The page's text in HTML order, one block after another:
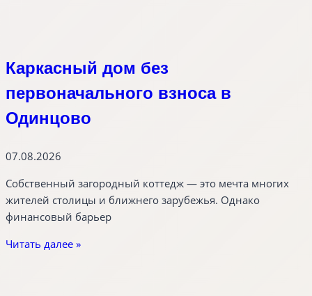
Каркасный дом без
первоначального взноса в
Одинцово
07.08.2026
Собственный загородный коттедж — это мечта многих
жителей столицы и ближнего зарубежья. Однако
финансовый барьер
Читать далее »